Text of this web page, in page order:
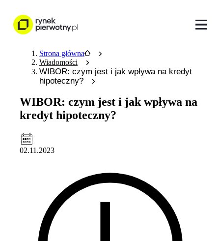
Strona główna
Wiadomości
WIBOR: czym jest i jak wpływa na kredyt
hipoteczny?
WIBOR: czym jest i jak wpływa na
kredyt hipoteczny?
02.11.2023